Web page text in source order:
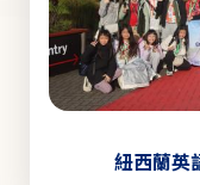
紐西蘭英